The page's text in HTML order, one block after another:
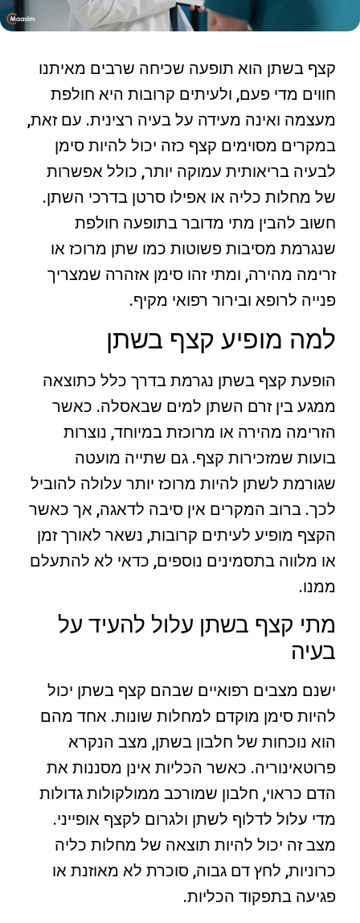
קצף בשתן הוא תופעה שכיחה שרבים מאיתנו
חווים מדי פעם, ולעיתים קרובות היא חולפת
מעצמה ואינה מעידה על בעיה רצינית. עם זאת,
במקרים מסוימים קצף כזה יכול להיות סימן
לבעיה בריאותית עמוקה יותר, כולל אפשרות
של מחלות כליה או אפילו סרטן בדרכי השתן.
חשוב להבין מתי מדובר בתופעה חולפת
שנגרמת מסיבות פשוטות כמו שתן מרוכז או
זרימה מהירה, ומתי זהו סימן אזהרה שמצריך
פנייה לרופא ובירור רפואי מקיף.
למה מופיע קצף בשתן
הופעת קצף בשתן נגרמת בדרך כלל כתוצאה
ממגע בין זרם השתן למים שבאסלה. כאשר
הזרימה מהירה או מרוכזת במיוחד, נוצרות
בועות שמזכירות קצף. גם שתייה מועטה
שגורמת לשתן להיות מרוכז יותר עלולה להוביל
לכך. ברוב המקרים אין סיבה לדאגה, אך כאשר
הקצף מופיע לעיתים קרובות, נשאר לאורך זמן
או מלווה בתסמינים נוספים, כדאי לא להתעלם
ממנו.
מתי קצף בשתן עלול להעיד על
בעיה
ישנם מצבים רפואיים שבהם קצף בשתן יכול
להיות סימן מוקדם למחלות שונות. אחד מהם
הוא נוכחות של חלבון בשתן, מצב הנקרא
פרוטאינוריה. כאשר הכליות אינן מסננות את
הדם כראוי, חלבון שמורכב ממולקולות גדולות
מדי עלול לדלוף לשתן ולגרום לקצף אופייני.
מצב זה יכול להיות תוצאה של מחלות כליה
כרוניות, לחץ דם גבוה, סוכרת לא מאוזנת או
פגיעה בתפקוד הכליות.